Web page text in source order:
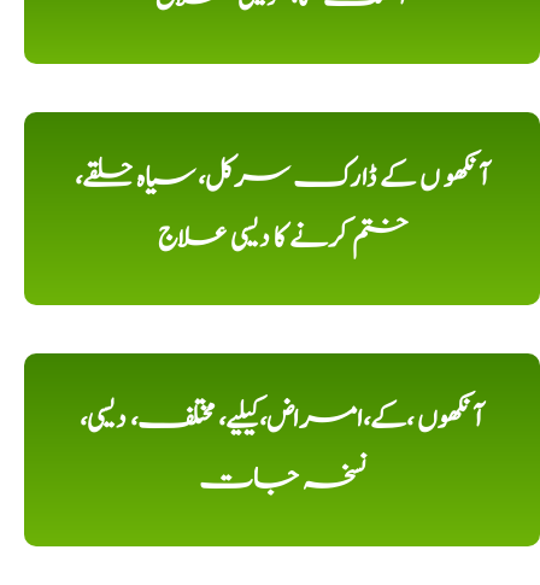
آنکھو ں کے ڈارک سرکل، سیاہ حلقے،
ختم کرنے کا دیسی علاج
آنکھوں ،کے،امراض،کیلیے، مختلف، دیسی،
نسخہ جات